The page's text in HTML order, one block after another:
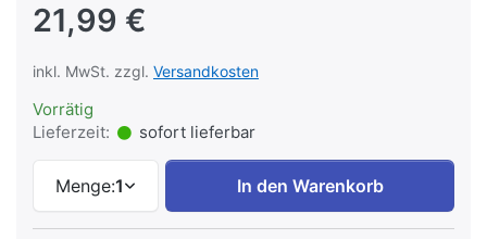
21,99 €
inkl. MwSt. zzgl. Versandkosten
Vorrätig
Lieferzeit:
sofort lieferbar
Menge:1 In den Warenkorb